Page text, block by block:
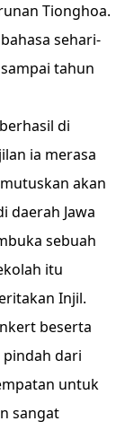
Tionghoa.
sehari-
tahun
di
ia merasa
akan
daerah Jawa
sebuah
itu
Injil.
beserta
pindah dari
untuk
sangat